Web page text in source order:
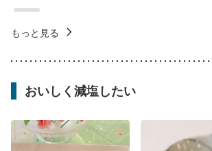
もっと見る
おいしく減塩したい